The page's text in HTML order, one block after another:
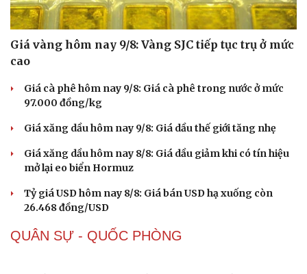
Giá vàng hôm nay 9/8: Vàng SJC tiếp tục trụ ở mức
cao
Giá cà phê hôm nay 9/8: Giá cà phê trong nước ở mức
97.000 đồng/kg
Giá xăng dầu hôm nay 9/8: Giá dầu thế giới tăng nhẹ
Giá xăng dầu hôm nay 8/8: Giá dầu giảm khi có tín hiệu
mở lại eo biển Hormuz
Tỷ giá USD hôm nay 8/8: Giá bán USD hạ xuống còn
26.468 đồng/USD
QUÂN SỰ - QUỐC PHÒNG